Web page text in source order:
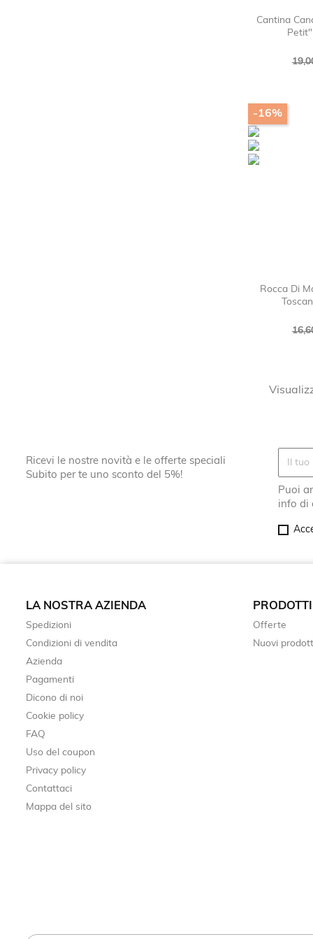
Cantina
Rocca Di
-16%
Ricevi le nostre novità e le offerte speciali
Subito per te uno sconto del 5%!
Puoi
info di
LA NOSTRA AZIENDA
Spedizioni
Condizioni di vendita
Azienda
Pagamenti
Dicono di noi
Cookie policy
FAQ
Uso del coupon
Privacy policy
Contattaci
Mappa del sito
PRODOTTI
Offerte
Nuovi